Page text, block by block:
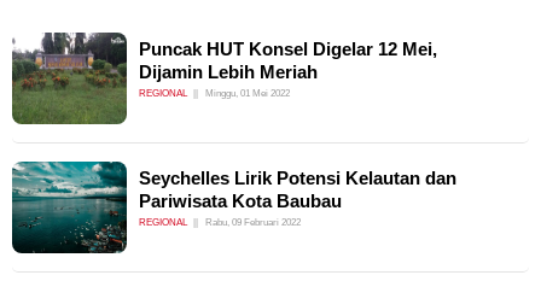
Puncak HUT Konsel Digelar 12 Mei,
Dijamin Lebih Meriah
REGIONAL Minggu, 01 Mei 2022
Seychelles Lirik Potensi Kelautan dan
Pariwisata Kota Baubau
REGIONAL Rabu, 09 Februari 2022